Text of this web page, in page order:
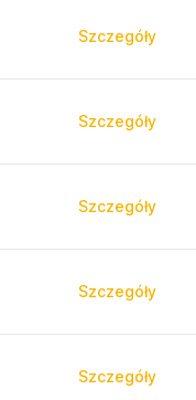
Szczegóły
Szczegóły
Szczegóły
Szczegóły
Szczegóły